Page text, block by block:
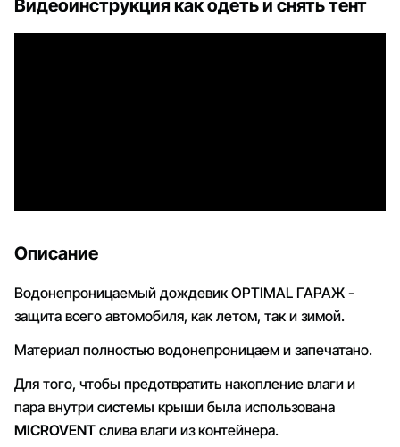
Видеоинструкция как одеть и снять тент
Описание
Водонепроницаемый дождевик OPTIMAL ГАРАЖ -
защита всего автомобиля, как летом, так и зимой.
Материал полностью водонепроницаем и запечатано.
Для того, чтобы предотвратить накопление влаги и
пара внутри системы крыши была использована
MICROVENT слива влаги из контейнера.